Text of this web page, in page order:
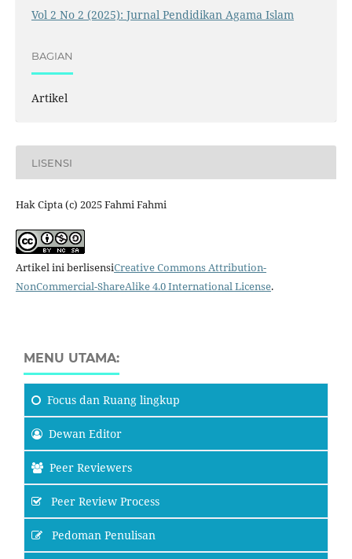
Vol 2 No 2 (2025): Jurnal Pendidikan Agama Islam
BAGIAN
Artikel
LISENSI
Hak Cipta (c) 2025 Fahmi Fahmi
Artikel ini berlisensiCreative Commons Attribution-
NonCommercial-ShareAlike 4.0 International License.
MENU UTAMA:
Focus dan Ruang lingkup
Dewan Editor
Peer Reviewers
Peer Review Process
Pedoman Penulisan